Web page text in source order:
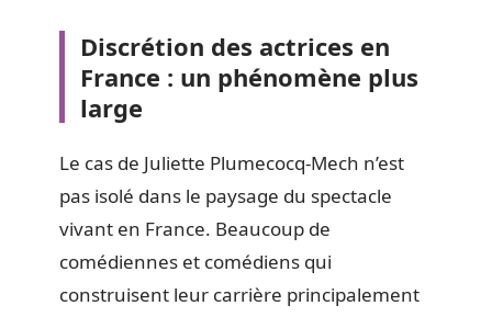
Discrétion des actrices en
France : un phénomène plus
large
Le cas de Juliette Plumecocq-Mech n’est
pas isolé dans le paysage du spectacle
vivant en France. Beaucoup de
comédiennes et comédiens qui
construisent leur carrière principalement